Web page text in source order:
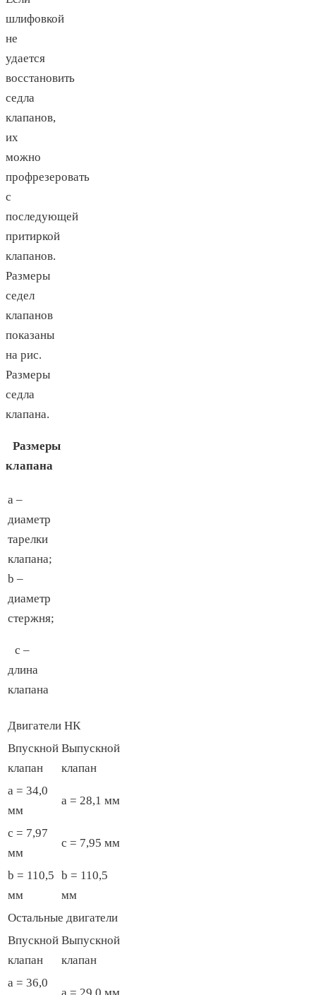
шлифовкой
не
удается
восстановить
седла
клапанов,
их
можно
профрезеровать
с
последующей
притиркой
клапанов.
Размеры
седел
клапанов
показаны
на рис.
Размеры
седла
клапана.
Размеры
клапана
а –
диаметр
тарелки
клапана;
b –
диаметр
стержня;
с –
длина
клапана
Двигатели НК
Впускной
клапан
Выпускной
клапан
a = 34,0
мм
a = 28,1 мм
с = 7,97
мм
с = 7,95 мм
b = 110,5
мм
b = 110,5
мм
Остальные двигатели
Впускной
клапан
Выпускной
клапан
a = 36,0
a = 29,0 мм